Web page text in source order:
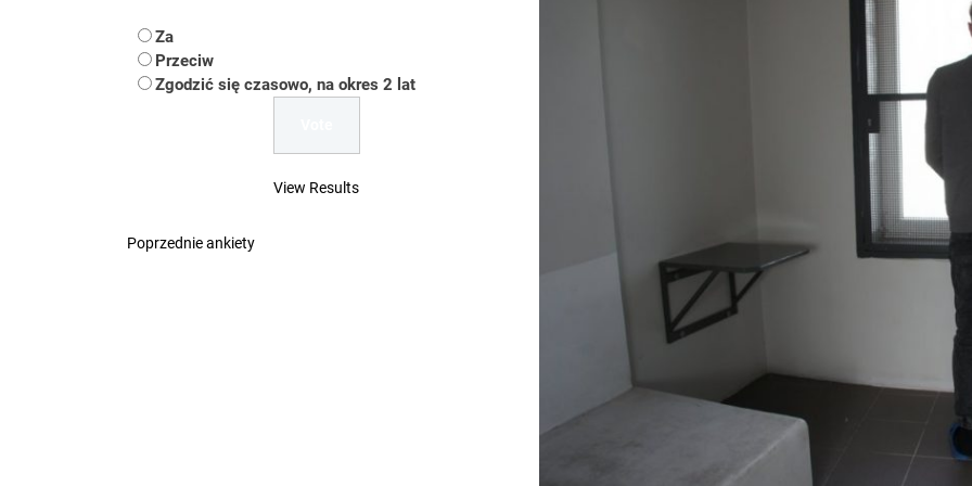
Ilu mieszkańców ma Rybnik?
Dość komentowania kolejnych afer w ochronie zdrowia — czas zacząć mówić o
Za
Przeciw
Zgodzić się czasowo, na okres 2 lat
View Results
Poprzednie ankiety